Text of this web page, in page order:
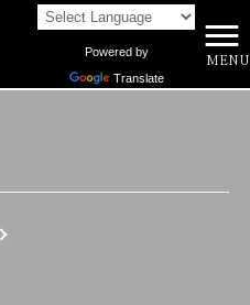
Powered by
Translate
MENU
100 | 株式会社向島自動車用品製作所